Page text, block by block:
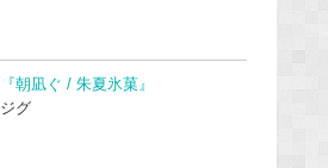
『朝凪ぐ / 朱夏氷菓』
ジグ